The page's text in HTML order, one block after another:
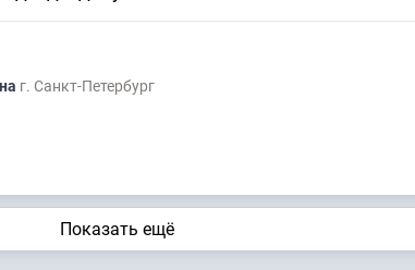
г. Санкт-Петербург
Показать ещё